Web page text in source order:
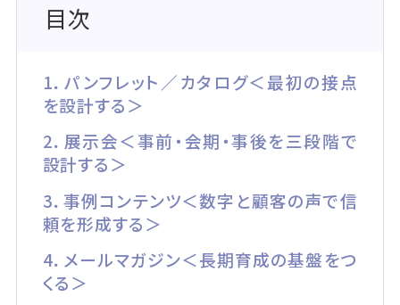
目次
1．パンフレット／カタログ＜最初の接点
を設計する＞
2．展示会＜事前・会期・事後を三段階で
設計する＞
3．事例コンテンツ＜数字と顧客の声で信
頼を形成する＞
4．メールマガジン＜長期育成の基盤をつ
くる＞